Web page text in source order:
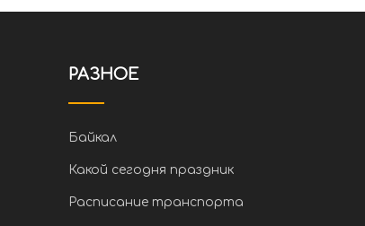
РАЗНОЕ
Байкал
Какой сегодня праздник
Расписание транспорта